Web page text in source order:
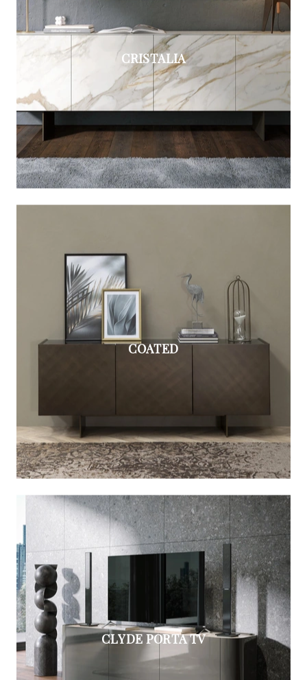
CRISTALIA
COATED
CLYDE PORTA TV